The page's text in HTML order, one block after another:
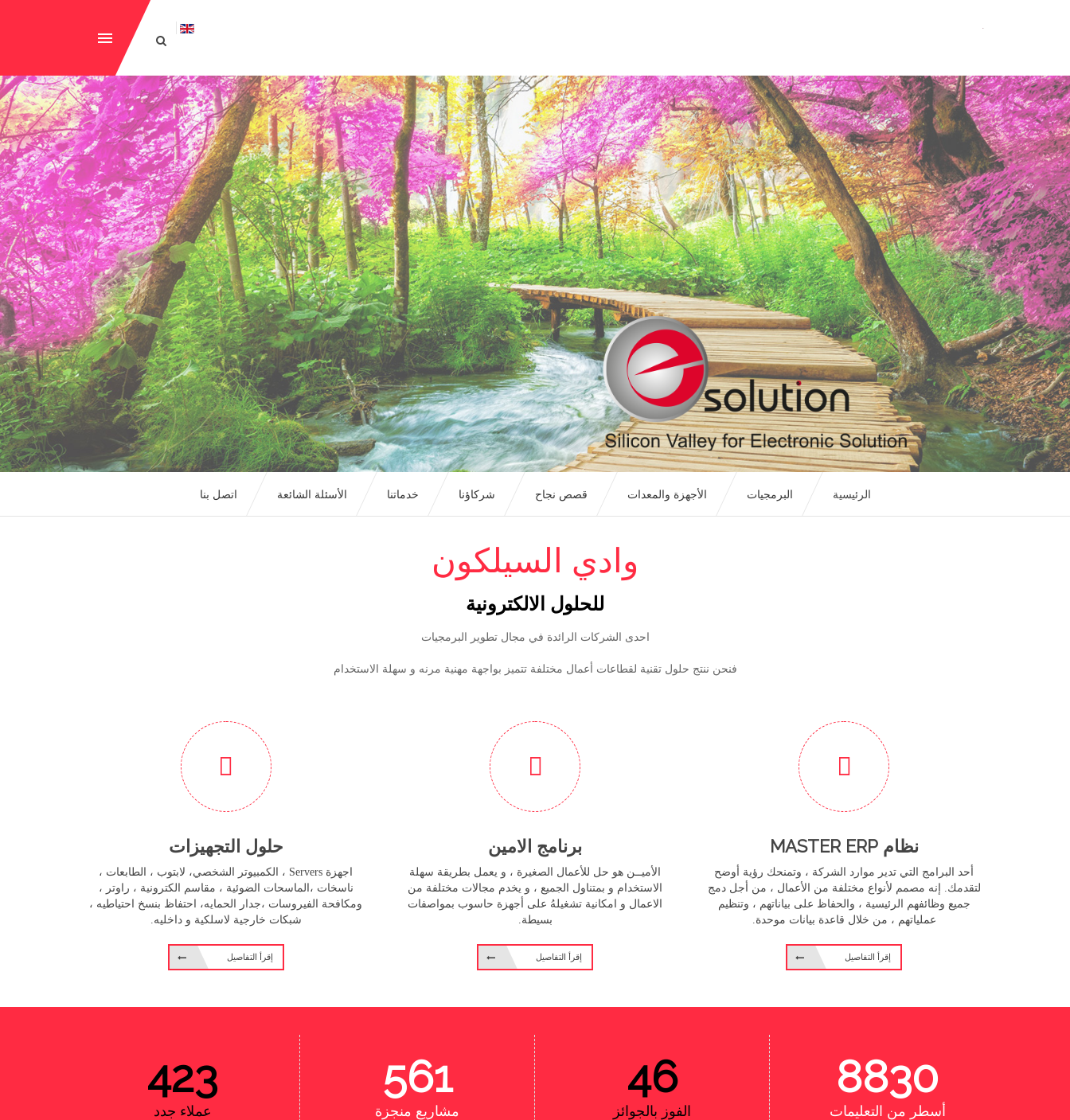
الرئيسية البرمجيات الأجهزة والمعدات قصص نجاح شركاؤنا خدماتنا الأسئلة الشائعة اتصل بنا
وادي السيلكون
للحلول الالكترونية
احدى الشركات الرائدة في مجال تطوير البرمجيات
فنحن ننتج حلول تقنية لقطاعات أعمال مختلفة تتميز بواجهة مهنية مرنه و سهلة الاستخدام
نظام MASTER ERP
أحد البرامج التي تدير موارد الشركة ، وتمنحك رؤية أوضح
لتقدمك. إنه مصمم لأنواع مختلفة من الأعمال ، من أجل دمج
جميع وظائفهم الرئيسية ، والحفاظ على بياناتهم ، وتنظيم
عملياتهم ، من خلال قاعدة بيانات موحدة.
إقرأ التفاصيل
برنامج الامين
الأميــن هو حل للأعمال الصغيرة ، و يعمل بطريقة سهلة
الاستخدام و بمتناول الجميع ، و يخدم مجالات مختلفة من
الاعمال و امكانية تشغيلهُ على أجهزة حاسوب بمواصفات
بسيطة.
إقرأ التفاصيل
حلول التجهيزات
اجهزة Servers ، الكمبيوتر الشخصي، لابتوب ، الطابعات ،
ناسخات ،الماسحات الضوئية ، مقاسم الكترونية ، راوتر ،
ومكافحة الفيروسات ،جدار الحمايه، احتفاظ بنسخ احتياطيه ،
شبكات خارجية لاسلكية و داخليه.
إقرأ التفاصيل
9335
أسطر من التعليمات
48
الفوز بالجوائز
584
مشاريع منجزة
441
عملاء جدد